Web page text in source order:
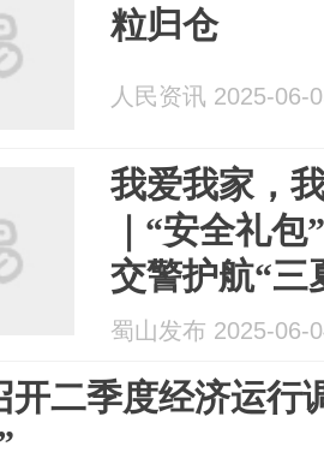
粒归仓
人民资讯 2025-06-
我爱我家，
｜“安全礼
交警护航“三
蜀山发布 2025-06-
开二季度经济运行